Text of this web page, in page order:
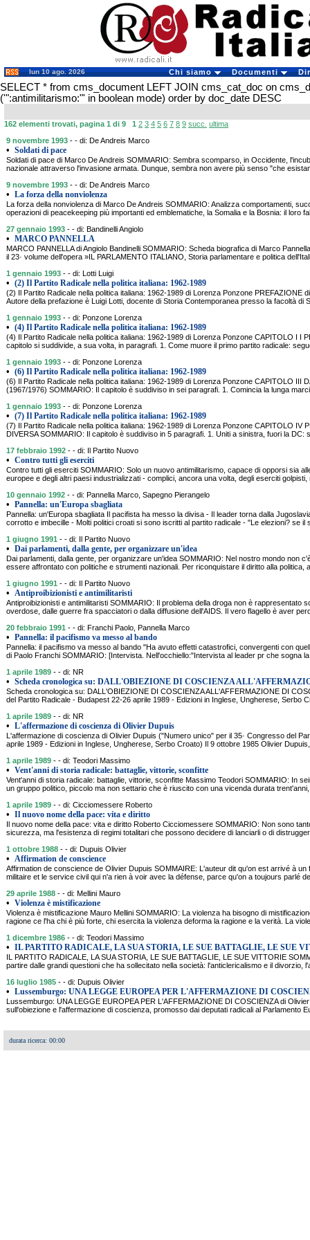
lun 10 ago. 2026 Chi siamo Documenti
SELECT * from cms_document LEFT JOIN cms_cat_doc on
('":antimilitarismo:"' in boolean mode) order by doc_date DESC
162 elementi trovati, pagina 1 di 9 1 2 3 4 5 6 7 8 9 succ. ultima
9 novembre 1993 - - di: De Andreis Marco
• Soldati di pace
Soldati di pace di Marco De Andreis SOMMARIO: Sembra scomparso, in Occidente,
nazionale attraverso l'invasione armata. Dunque, sembra non avere più senso "che
9 novembre 1993 - - di: De Andreis Marco
• La forza della nonviolenza
La forza della nonviolenza di Marco De Andreis SOMMARIO: Analizza comportamenti,
operazioni di peacekeeping più importanti ed emblematiche, la Somalia e la Bosnia: il loro
27 gennaio 1993 - - di: Bandinelli Angiolo
• MARCO PANNELLA
MARCO PANNELLA di Angiolo Bandinelli SOMMARIO: Scheda biografica di Marco
il 23· volume dell'opera »IL PARLAMENTO ITALIANO, Storia parlamentare e politica
1 gennaio 1993 - - di: Lotti Luigi
• (2) Il Partito Radicale nella politica italiana: 1962-1989
(2) Il Partito Radicale nella politica italiana: 1962-1989 di Lorenza Ponzone PREFAZIONE
Autore della prefazione è Luigi Lotti, docente di Storia Contemporanea presso la facoltà di
1 gennaio 1993 - - di: Ponzone Lorenza
• (4) Il Partito Radicale nella politica italiana: 1962-1989
(4) Il Partito Radicale nella politica italiana: 1962-1989 di Lorenza Ponzone CAPITOLO I I
capitolo si suddivide, a sua volta, in paragrafi. 1. Come muore il primo partito radicale:
1 gennaio 1993 - - di: Ponzone Lorenza
• (6) Il Partito Radicale nella politica italiana: 1962-1989
(6) Il Partito Radicale nella politica italiana: 1962-1989 di Lorenza Ponzone CAPITOLO III
(1967/1976) SOMMARIO: Il capitolo è suddiviso in sei paragrafi. 1. Comincia la lunga
1 gennaio 1993 - - di: Ponzone Lorenza
• (7) Il Partito Radicale nella politica italiana: 1962-1989
(7) Il Partito Radicale nella politica italiana: 1962-1989 di Lorenza Ponzone CAPITOLO IV
DIVERSA SOMMARIO: Il capitolo è suddiviso in 5 paragrafi. 1. Uniti a sinistra, fuori la DC:
17 febbraio 1992 - - di: Il Partito Nuovo
• Contro tutti gli eserciti
Contro tutti gli eserciti SOMMARIO: Solo un nuovo antimilitarismo, capace di opporsi sia
europee e degli altri paesi industrializzati - complici, ancora una volta, degli eserciti golpisti,
10 gennaio 1992 - - di: Pannella Marco, Sapegno Pierangelo
• Pannella: un'Europa sbagliata
Pannella: un'Europa sbagliata Il pacifista ha messo la divisa - Il leader torna dalla
corrotto e imbecille - Molti politici croati si sono iscritti al partito radicale - "Le elezioni? se il
1 giugno 1991 - - di: Il Partito Nuovo
• Dai parlamenti, dalla gente, per organizzare un'idea
Dai parlamenti, dalla gente, per organizzare un'idea SOMMARIO: Nel nostro mondo non
essere affrontato con politiche e strumenti nazionali. Per riconquistare il diritto alla politica,
1 giugno 1991 - - di: Il Partito Nuovo
• Antiproibizionisti e antimilitaristi
Antiproibizionisti e antimilitaristi SOMMARIO: Il problema della droga non è rappresentato
overdose, dalle guerre fra spacciatori o dalla diffusione dell'AIDS. Il vero flagello è aver
20 febbraio 1991 - - di: Franchi Paolo, Pannella Marco
• Pannella: il pacifismo va messo al bando
Pannella: il pacifismo va messo al bando "Ha avuto effetti catastrofici, convergenti con
di Paolo Franchi SOMMARIO: [Intervista. Nell'occhiello:"Intervista al leader pr che sogna
1 aprile 1989 - - di: NR
• Scheda cronologica su: DALL'OBIEZIONE DI COSCIENZA
Scheda cronologica su: DALL'OBIEZIONE DI COSCIENZA ALL'AFFERMAZIONE DI
del Partito Radicale - Budapest 22-26 aprile 1989 - Edizioni in Inglese, Ungherese, Serbo
1 aprile 1989 - - di: NR
• L'affermazione di coscienza di Olivier Dupuis
L'affermazione di coscienza di Olivier Dupuis ("Numero unico" per il 35· Congresso del
aprile 1989 - Edizioni in Inglese, Ungherese, Serbo Croato) Il 9 ottobre 1985 Olivier
1 aprile 1989 - - di: Teodori Massimo
• Vent'anni di storia radicale: battaglie, vittorie, sconfitte
Vent'anni di storia radicale: battaglie, vittorie, sconfitte Massimo Teodori SOMMARIO: In
un gruppo politico, piccolo ma non settario che è riuscito con una vicenda durata
1 aprile 1989 - - di: Cicciomessere Roberto
• Il nuovo nome della pace: vita e diritto
Il nuovo nome della pace: vita e diritto Roberto Cicciomessere SOMMARIO: Non sono
sicurezza, ma l'esistenza di regimi totalitari che possono decidere di lanciarli o di
1 ottobre 1988 - - di: Dupuis Olivier
• Affirmation de conscience
Affirmation de conscience de Olivier Dupuis SOMMAIRE: L'auteur dit qu'on est arrivé à
militaire et le service civil qui n'a rien à voir avec la défense, parce qu'on a toujours parlé
29 aprile 1988 - - di: Mellini Mauro
• Violenza è mistificazione
Violenza è mistificazione Mauro Mellini SOMMARIO: La violenza ha bisogno di
ragione ce l'ha chi è più forte, chi esercita la violenza deforma la ragione e la verità. La
1 dicembre 1986 - - di: Teodori Massimo
• IL PARTITO RADICALE, LA SUA STORIA, LE SUE BATTAGLIE, LE SUE
IL PARTITO RADICALE, LA SUA STORIA, LE SUE BATTAGLIE, LE SUE VITTORIE
partire dalle grandi questioni che ha sollecitato nella società: l'anticlericalismo e il divorzio,
16 luglio 1985 - - di: Dupuis Olivier
• Lussemburgo: UNA LEGGE EUROPEA PER L'AFFERMAZIONE DI
Lussemburgo: UNA LEGGE EUROPEA PER L'AFFERMAZIONE DI COSCIENZA di
sull'obiezione e l'affermazione di coscienza, promosso dai deputati radicali al Parlamento
durata ricerca: 00:00